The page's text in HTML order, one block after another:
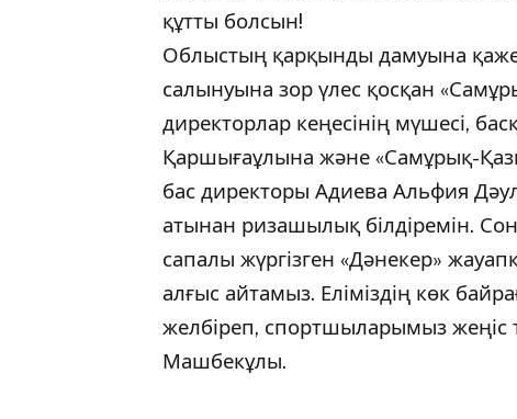
құтты болсын!
Облыстың қарқынды дамуына
салынуына зор үлес қосқан
директорлар кеңесінің мүшесі,
Қаршығаұлына және «Самұрық-
бас директоры Адиева Альфия
атынан ризашылық білдіремін.
сапалы жүргізген «Дәнекер»
алғыс айтамыз. Еліміздің көк
желбіреп, спортшыларымыз жеңіс
Машбекұлы.